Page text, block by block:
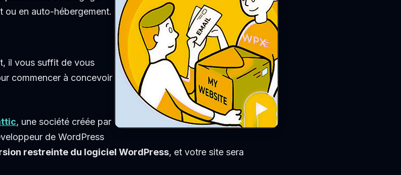
ou en auto-hébergement.
il vous suffit de vous
commencer à concevoir
, une société créée par
de WordPress
restreinte du logiciel WordPress, et votre site sera